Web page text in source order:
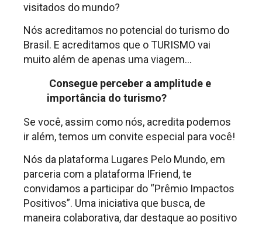
visitados do mundo?
Nós acreditamos no potencial do turismo do
Brasil. E acreditamos que o TURISMO vai
muito além de apenas uma viagem…
Consegue perceber a amplitude e
importância do turismo?
Se você, assim como nós, acredita podemos
ir além, temos um convite especial para você!
Nós da plataforma Lugares Pelo Mundo, em
parceria com a plataforma IFriend, te
convidamos a participar do “Prêmio Impactos
Positivos”. Uma iniciativa que busca, de
maneira colaborativa, dar destaque ao positivo